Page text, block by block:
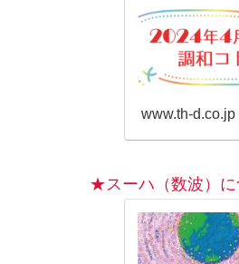
www.th-d.co.jp
★スーハ（数波）に